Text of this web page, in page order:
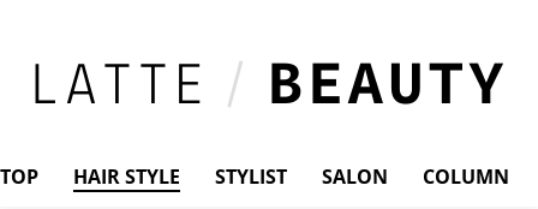
TOP HAIR STYLE STYLIST SALON COLUMN